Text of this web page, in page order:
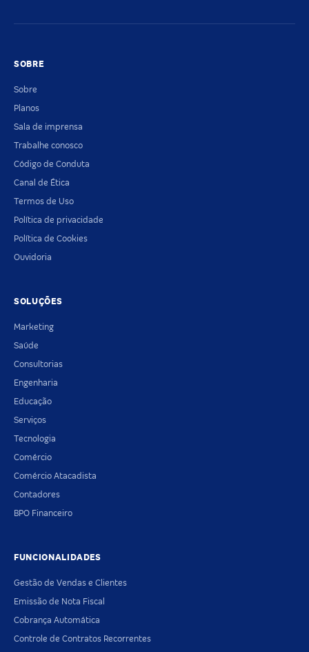
SOBRE
Sobre
Planos
Sala de imprensa
Trabalhe conosco
Código de Conduta
Canal de Ética
Termos de Uso
Política de privacidade
Política de Cookies
Ouvidoria
SOLUÇÕES
Marketing
Saúde
Consultorias
Engenharia
Educação
Serviços
Tecnologia
Comércio
Comércio Atacadista
Contadores
BPO Financeiro
FUNCIONALIDADES
Gestão de Vendas e Clientes
Emissão de Nota Fiscal
Cobrança Automática
Controle de Contratos Recorrentes